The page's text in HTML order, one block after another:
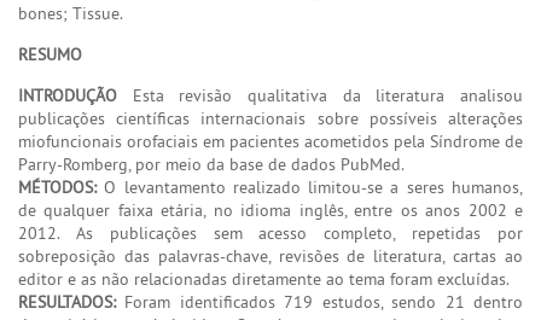
bones; Tissue.
RESUMO
INTRODUÇÃO Esta revisão qualitativa da literatura analisou
publicações científicas internacionais sobre possíveis alterações
miofuncionais orofaciais em pacientes acometidos pela Síndrome de
Parry-Romberg, por meio da base de dados PubMed.
MÉTODOS:O levantamento realizado limitou-se a seres humanos,
de qualquer faixa etária, no idioma inglês, entre os anos 2002 e
2012. As publicações sem acesso completo, repetidas por
sobreposição das palavras-chave, revisões de literatura, cartas ao
editor e as não relacionadas diretamente ao tema foram excluídas.
RESULTADOS:Foram identificados 719 estudos, sendo 21 dentro